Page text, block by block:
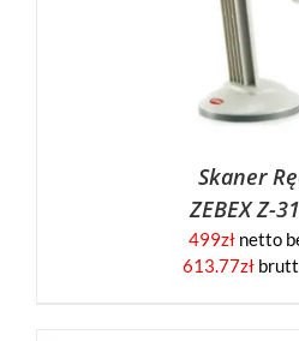
Skaner
ZEBEX Z-
499zł netto
613.77zł